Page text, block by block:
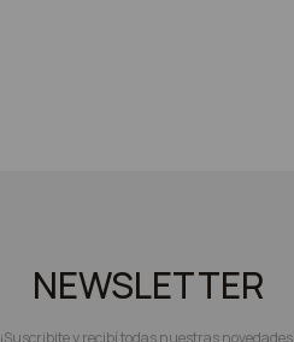
NEWSLETTER
¡Suscribite y recibí todas nuestras novedades!